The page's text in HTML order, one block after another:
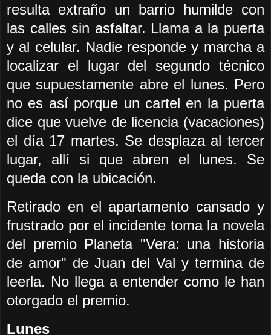
resulta extraño un barrio humilde con
las calles sin asfaltar. Llama a la puerta
y al celular. Nadie responde y marcha a
localizar el lugar del segundo técnico
que supuestamente abre el lunes. Pero
no es así porque un cartel en la puerta
dice que vuelve de licencia (vacaciones)
el día 17 martes. Se desplaza al tercer
lugar, allí si que abren el lunes. Se
queda con la ubicación.
Retirado en el apartamento cansado y
frustrado por el incidente toma la novela
del premio Planeta "Vera: una historia
de amor" de Juan del Val y termina de
leerla. No llega a entender como le han
otorgado el premio.
Lunes